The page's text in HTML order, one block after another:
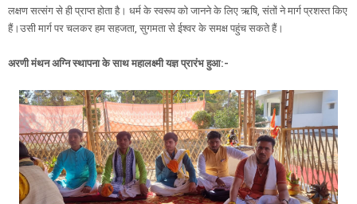
लक्षण सत्संग से ही प्राप्त होता है। धर्म के स्वरूप को जानने के लिए ऋषि, संतों ने मार्ग प्रशस्त किए
हैं।उसी मार्ग पर चलकर हम सहजता, सुगमता से ईश्वर के समक्ष पहुंच सकते हैं।
अरणी मंथन अग्नि स्थापना के साथ महालक्ष्मी यज्ञ प्रारंभ हुआ:-